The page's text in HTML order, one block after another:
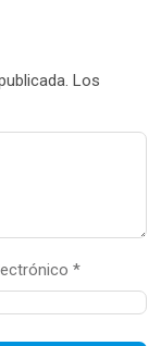
Los
*